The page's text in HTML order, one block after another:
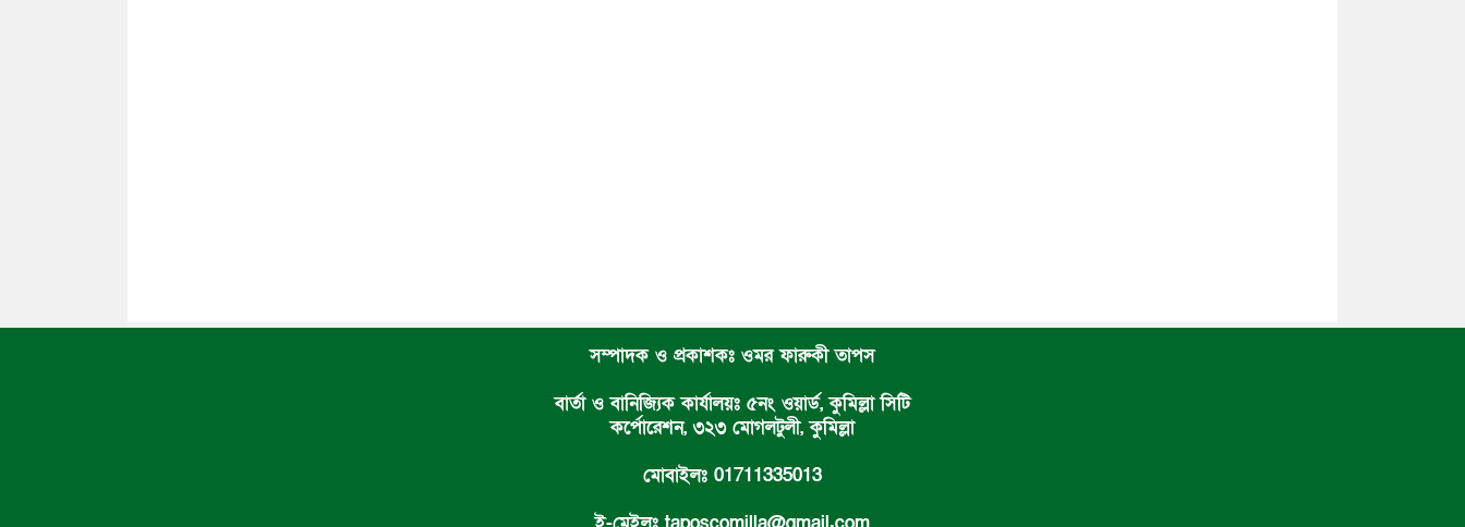
সম্পাদক ও প্রকাশকঃ ওমর ফারুকী তাপস
বার্তা ও বানিজ্যিক কার্যালয়ঃ ৫নং ওয়ার্ড, কুমিল্লা সিটি
কর্পোরেশন, ৩২৩ মোগলটুলী, কুমিল্লা
মোবাইলঃ 01711335013